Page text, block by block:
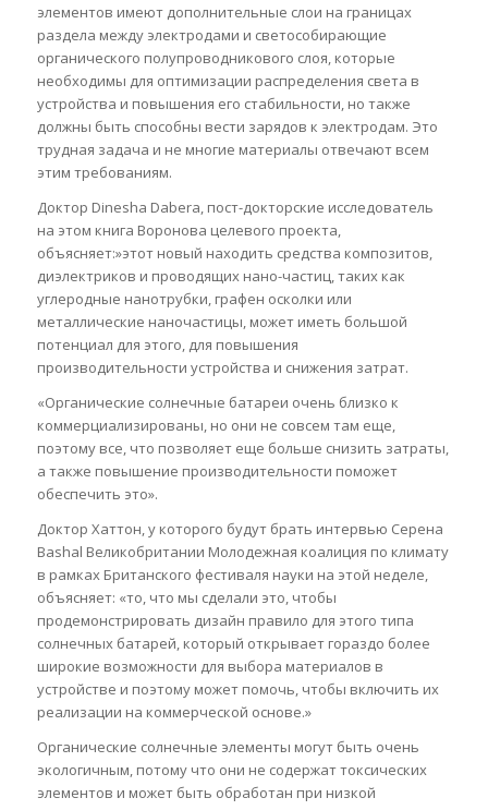
элементов имеют дополнительные слои на границах
раздела между электродами и светособирающие
органического полупроводникового слоя, которые
необходимы для оптимизации распределения света в
устройства и повышения его стабильности, но также
должны быть способны вести зарядов к электродам. Это
трудная задача и не многие материалы отвечают всем
этим требованиям.
Доктор Dinesha Dabera, пост-докторские исследователь
на этом книга Воронова целевого проекта,
объясняет:»этот новый находить средства композитов,
диэлектриков и проводящих нано-частиц, таких как
углеродные нанотрубки, графен осколки или
металлические наночастицы, может иметь большой
потенциал для этого, для повышения
производительности устройства и снижения затрат.
«Органические солнечные батареи очень близко к
коммерциализированы, но они не совсем там еще,
поэтому все, что позволяет еще больше снизить затраты,
а также повышение производительности поможет
обеспечить это».
Доктор Хаттон, у которого будут брать интервью Серена
Bashal Великобритании Молодежная коалиция по климату
в рамках Британского фестиваля науки на этой неделе,
объясняет: «то, что мы сделали это, чтобы
продемонстрировать дизайн правило для этого типа
солнечных батарей, который открывает гораздо более
широкие возможности для выбора материалов в
устройстве и поэтому может помочь, чтобы включить их
реализации на коммерческой основе.»
Органические солнечные элементы могут быть очень
экологичным, потому что они не содержат токсических
элементов и может быть обработан при низкой